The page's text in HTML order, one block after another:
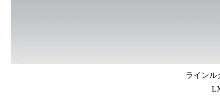
ラインル